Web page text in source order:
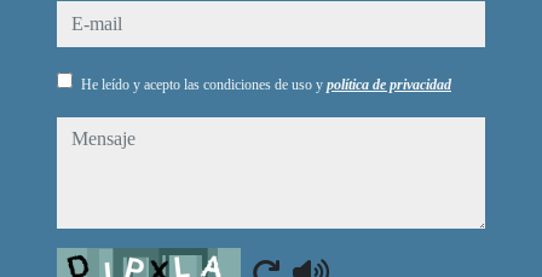
e-mail
He leído y acepto las condiciones de uso y política de privacidad
mensaje
Captcha